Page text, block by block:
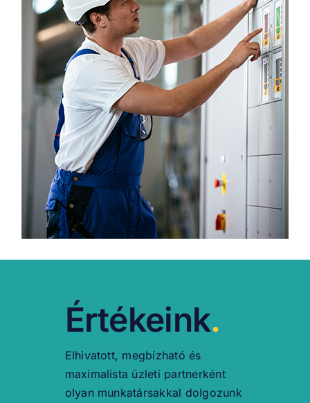
Értékeink.
Elhivatott, megbízható és
maximalista üzleti partnerként
olyan munkatársakkal dolgozunk